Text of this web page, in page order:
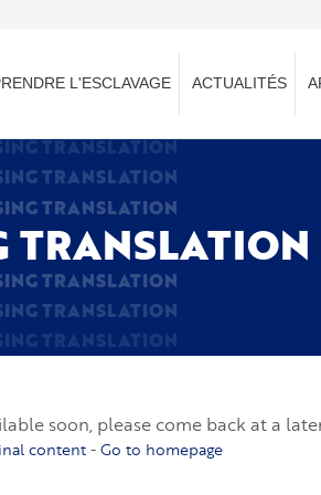
L'ESCLAVAGE ACTUALITÉS
TRANSLATION
TRANSLATION
TRANSLATION
TRANSLATION
TRANSLATION
TRANSLATION
TRANSLATION
soon, please come back at a
content - Go to homepage